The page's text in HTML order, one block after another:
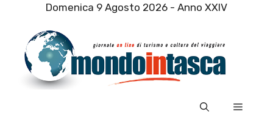
contenuto
Domenica 9 Agosto 2026 - Anno XXIV
Menu